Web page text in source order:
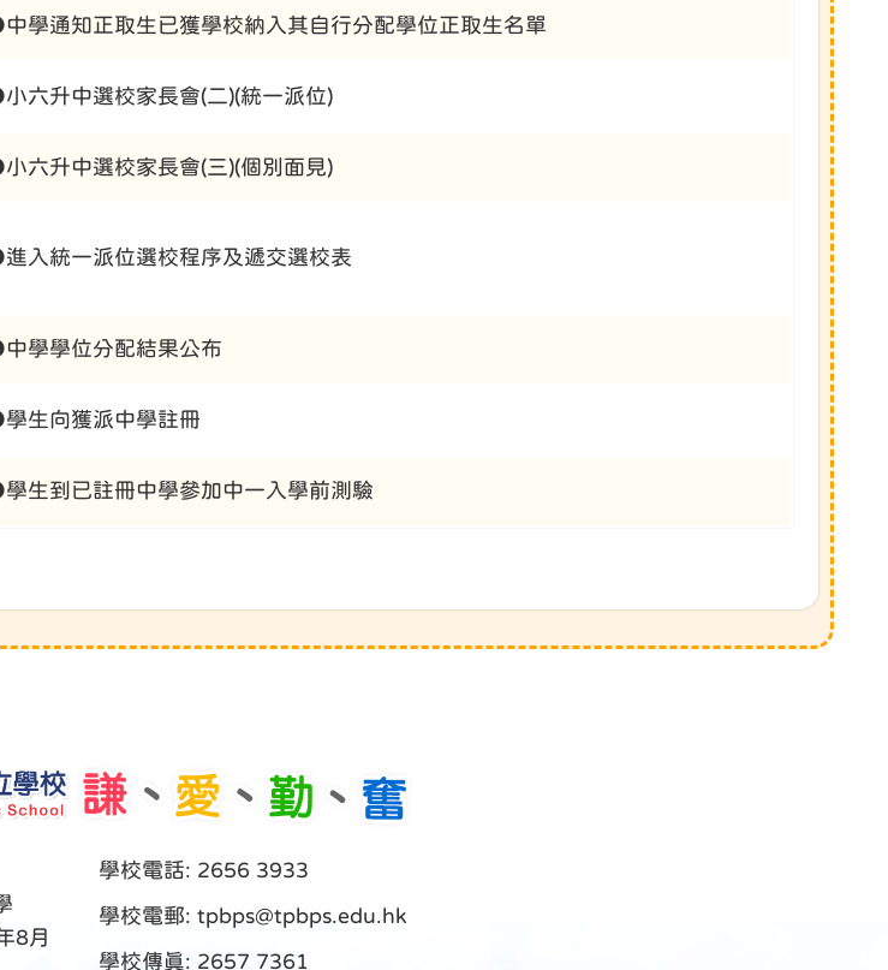
學通知正取生已獲學校納入其自行分配學位正取生名單
六升中選校家長會(二)(統一派位)
六升中選校家長會(三)(個別面見)
入統一派位選校程序及遞交選校表
學學位分配結果公布
生向獲派中學註冊
生到已註冊中學參加中一入學前測驗
8月
學校電話: 2656 3933
學校電郵: tpbps@tpbps.edu.hk
學校傳真: 2657 7361